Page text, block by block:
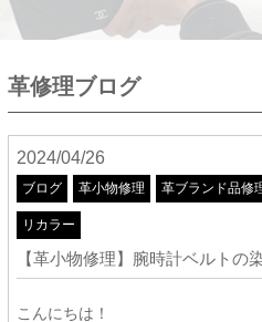
革修理ブログ
2024/04/26
ブログ 革小物修理 革ブランド品修
リカラー
【革小物修理】腕時計ベルトの
こんにちは！